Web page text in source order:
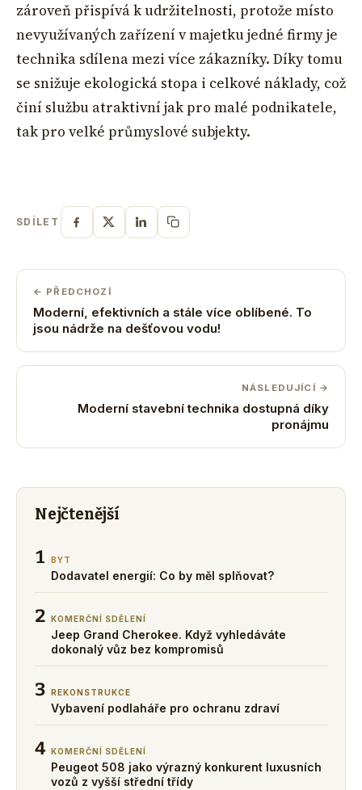
zároveň přispívá k udržitelnosti, protože místo
nevyužívaných zařízení v majetku jedné firmy je
technika sdílena mezi více zákazníky. Díky tomu
se snižuje ekologická stopa i celkové náklady, což
činí službu atraktivní jak pro malé podnikatele,
tak pro velké průmyslové subjekty.
SDÍLET
← PŘEDCHOZÍ
Moderní, efektivních a stále více oblíbené. To
jsou nádrže na dešťovou vodu!
NÁSLEDUJÍCÍ →
Moderní stavební technika dostupná díky
pronájmu
Nejčtenější
1 BYT
Dodavatel energií: Co by měl splňovat?
2 KOMERČNÍ SDĚLENÍ
Jeep Grand Cherokee. Když vyhledáváte
dokonalý vůz bez kompromisů
3 REKONSTRUKCE
Vybavení podlaháře pro ochranu zdraví
4 KOMERČNÍ SDĚLENÍ
Peugeot 508 jako výrazný konkurent luxusních
vozů z vyšší střední třídy